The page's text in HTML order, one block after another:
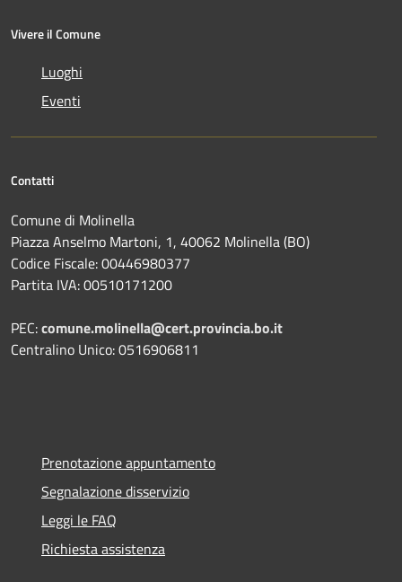
Vivere il Comune
Luoghi
Eventi
Contatti
Comune di Molinella
Piazza Anselmo Martoni, 1, 40062 Molinella (BO)
Codice Fiscale: 00446980377
Partita IVA: 00510171200
PEC:comune.molinella@cert.provincia.bo.it
Centralino Unico: 0516906811
Prenotazione appuntamento
Segnalazione disservizio
Leggi le FAQ
Richiesta assistenza